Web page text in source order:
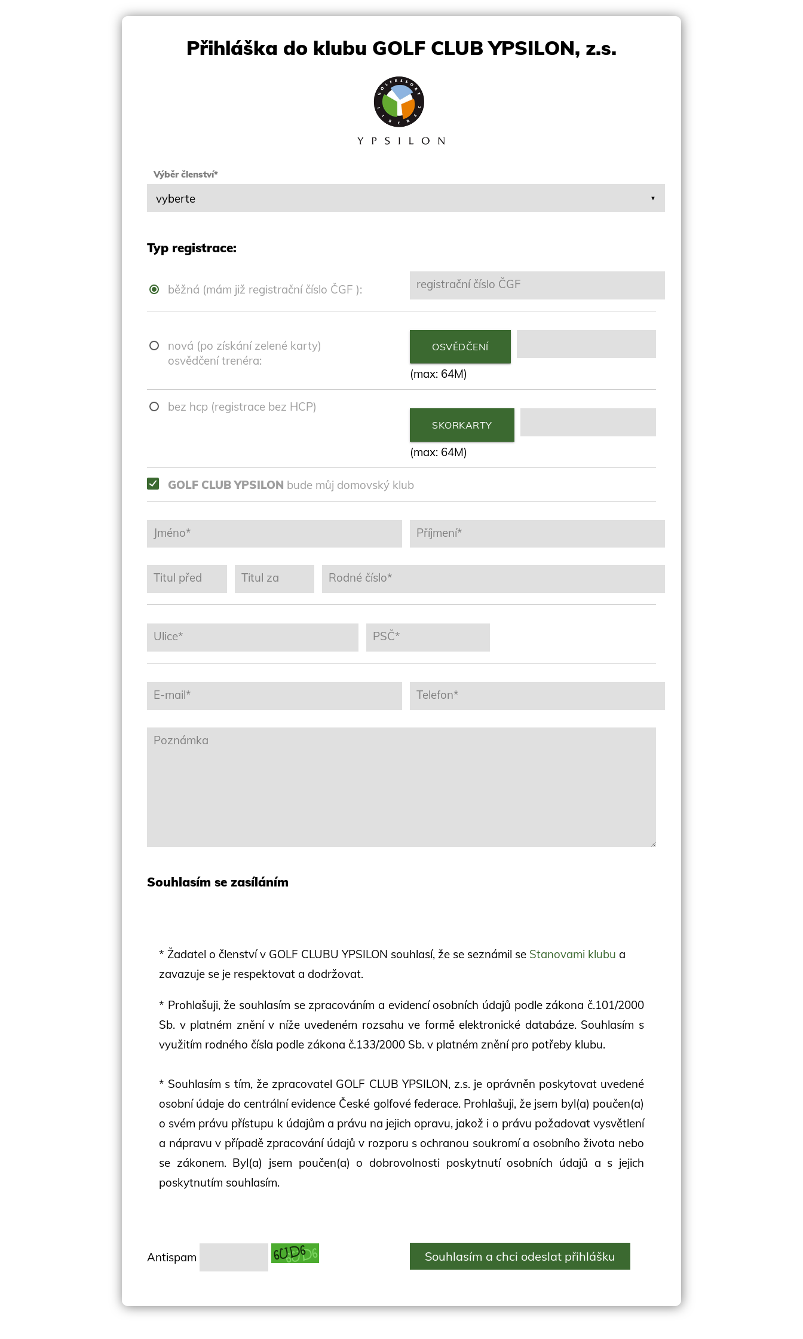
Přihláška do klubu GOLF CLUB YPSILON, z.s.
▼
Výběr členství*
Typ registrace:
běžná (mám již registrační číslo ČGF ): registrační číslo ČGF
nová (po získání zelené karty)
osvědčení trenéra:
OSVĚDČENÍ
(max: 64M)
bez hcp (registrace bez HCP)
SKORKARTY
(max: 64M)
GOLF CLUB YPSILON bude můj domovský klub
Jméno* Příjmení*
Titul před Titul za Rodné číslo*
Ulice* PSČ*
E-mail* Telefon*
Poznámka
Souhlasím se zasíláním
* Žadatel o členství v GOLF CLUBU YPSILON souhlasí, že se seznámil se Stanovami klubu a
zavazuje se je respektovat a dodržovat.
* Prohlašuji, že souhlasím se zpracováním a evidencí osobních údajů podle zákona č.101/2000
Sb. v platném znění v níže uvedeném rozsahu ve formě elektronické databáze. Souhlasím s
využitím rodného čísla podle zákona č.133/2000 Sb. v platném znění pro potřeby klubu.
* Souhlasím s tím, že zpracovatel GOLF CLUB YPSILON, z.s. je oprávněn poskytovat uvedené
osobní údaje do centrální evidence České golfové federace. Prohlašuji, že jsem byl(a) poučen(a)
o svém právu přístupu k údajům a právu na jejich opravu, jakož i o právu požadovat vysvětlení
a nápravu v případě zpracování údajů v rozporu s ochranou soukromí a osobního života nebo
se zákonem. Byl(a) jsem poučen(a) o dobrovolnosti poskytnutí osobních údajů a s jejich
poskytnutím souhlasím.
Antispam